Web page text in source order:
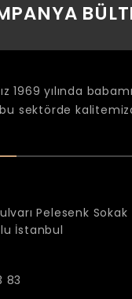
1969 yılında
sektörde
Pelesenk Sokak
İstanbul
83